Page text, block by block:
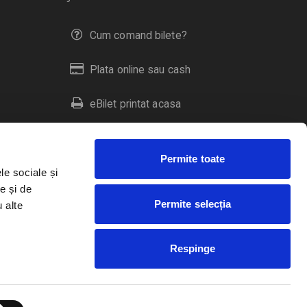
sociale și
și de
alte
Permite toate
Permite selecția
Respinge
Cum comand bilete?
Plata online sau cash
eBilet printat acasa
Livrare prin curier
Duplicare bilete